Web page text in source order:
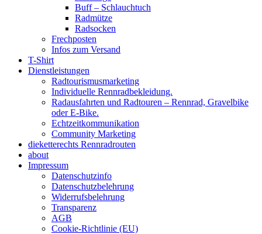
Buff – Schlauchtuch
Radmütze
Radsocken
Frechposten
Infos zum Versand
T-Shirt
Dienstleistungen
Radtourismusmarketing
Individuelle Rennradbekleidung.
Radausfahrten und Radtouren – Rennrad, Gravelbike
oder E-Bike.
Echtzeitkommunikation
Community Marketing
dieketterechts Rennradrouten
about
Impressum
Datenschutzinfo
Datenschutzbelehrung
Widerrufsbelehrung
Transparenz
AGB
Cookie-Richtlinie (EU)